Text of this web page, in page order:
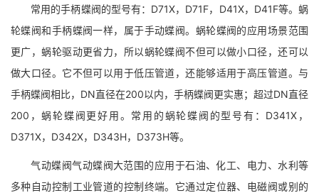
常用的手柄蝶阀的型号有：D71X，D71F，D41X，D41F等。蜗
轮蝶阀和手柄蝶阀一样，属于手动蝶阀。蜗轮蝶阀的应用场景范围
更广，蜗轮驱动更省力，所以蜗轮蝶阀不但可以做小口径，还可以
做大口径。它不但可以用于低压管道，还能够适用于高压管道。与
手柄蝶阀相比，DN直径在200以内，手柄蝶阀更实惠；超过DN直径
200，蜗轮蝶阀更好用。常用的蜗轮蝶阀的型号有：D341X，
D371X，D342X，D343H，D373H等。
气动蝶阀气动蝶阀大范围的应用于石油、化工、电力、水利等
多种自动控制工业管道的控制终端。它通过定位器、电磁阀或别的